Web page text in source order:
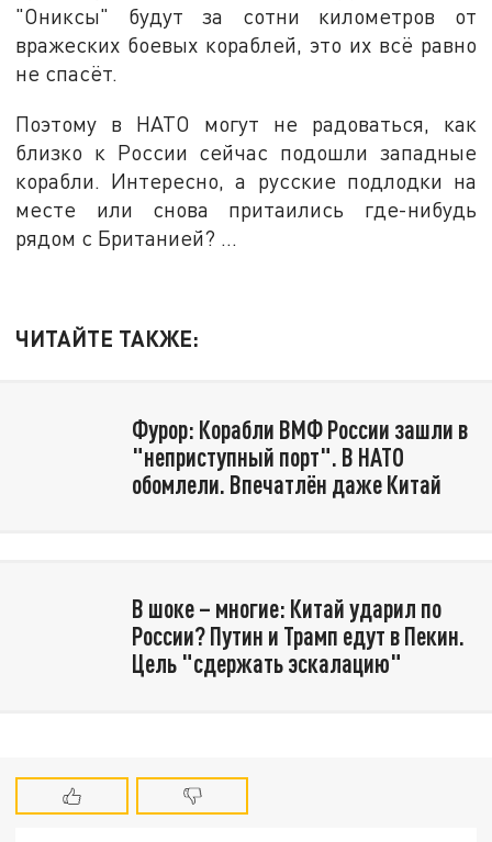
"Ониксы" будут за сотни километров от
вражеских боевых кораблей, это их всё равно
не спасёт.
Поэтому в НАТО могут не радоваться, как
близко к России сейчас подошли западные
корабли. Интересно, а русские подлодки на
месте или снова притаились где-нибудь
рядом с Британией? …
ЧИТАЙТЕ ТАКЖЕ:
Фурор: Корабли ВМФ России зашли в
"неприступный порт". В НАТО
обомлели. Впечатлён даже Китай
В шоке – многие: Китай ударил по
России? Путин и Трамп едут в Пекин.
Цель "сдержать эскалацию"